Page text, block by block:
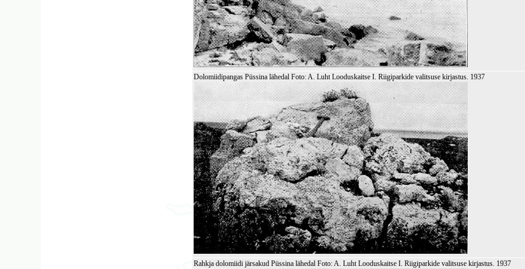
Dolomiidipangas Püssina lähedal Foto: A. Luht Looduskaitse I. Riigiparkide valitsuse kirjastus. 1937
Rahkja dolomiidi järsakud Püssina lähedal Foto: A. Luht Looduskaitse I. Riigiparkide valitsuse kirjastus. 1937